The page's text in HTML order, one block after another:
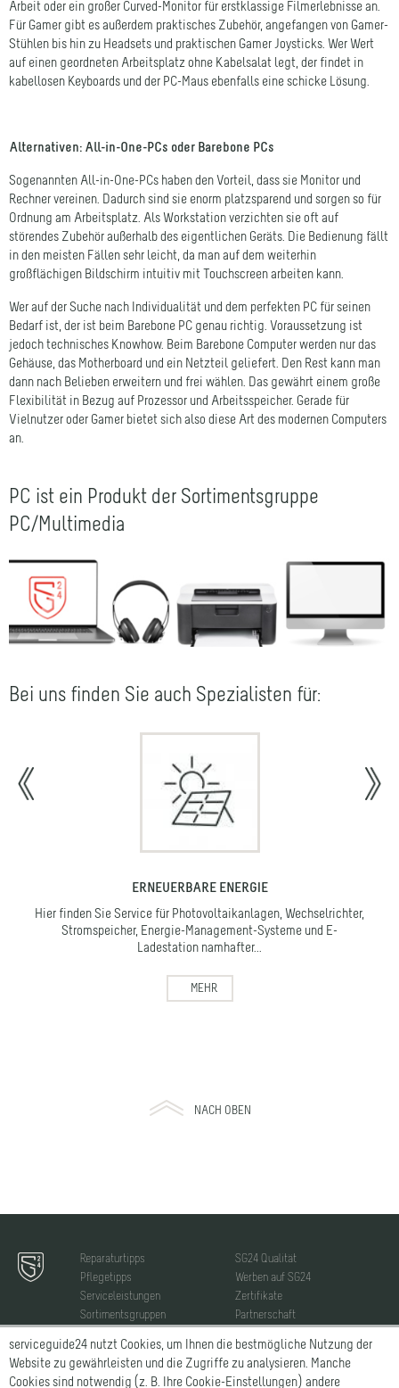
Für Gamer gibt es außerdem praktisches Zubehör, angefangen von Gamer-
Stühlen bis hin zu Headsets und praktischen Gamer Joysticks. Wer Wert
auf einen geordneten Arbeitsplatz ohne Kabelsalat legt, der findet in
kabellosen Keyboards und der PC-Maus ebenfalls eine schicke Lösung.
Rechner vereinen. Dadurch sind sie enorm platzsparend und sorgen so für
Ordnung am Arbeitsplatz. Als Workstation verzichten sie oft auf
störendes Zubehör außerhalb des eigentlichen Geräts. Die Bedienung fällt
in den meisten Fällen sehr leicht, da man auf dem weiterhin
großflächigen Bildschirm intuitiv mit Touchscreen arbeiten kann.
Bedarf ist, der ist beim Barebone PC genau richtig. Voraussetzung ist
jedoch technisches Knowhow. Beim Barebone Computer werden nur das
Gehäuse, das Motherboard und ein Netzteil geliefert. Den Rest kann man
dann nach Belieben erweitern und frei wählen. Das gewährt einem große
Flexibilität in Bezug auf Prozessor und Arbeitsspeicher. Gerade für
Vielnutzer oder Gamer bietet sich also diese Art des modernen Computers
an.
PC/Multimedia
Stromspeicher, Energie-Management-Systeme und E-
Ladestation namhafter...
Pflegetipps
Serviceleistungen
Sortimentsgruppen
Hersteller
Werben auf SG24
Zertifikate
Partnerschaft
News
Vorteile
Über Uns
serviceguide24 nutzt Cookies, um Ihnen die bestmögliche Nutzung der
Website zu gewährleisten und die Zugriffe zu analysieren. Manche
Cookies sind notwendig (z. B. Ihre Cookie-Einstellungen) andere